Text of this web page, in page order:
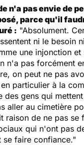
n'a pas envie de
parce qu'il
: "Absolument.
ni le besoin
une injonction et
n'a pas forcément
on peut ne pas
particulier à la
des gens qui
aller au cimetière
raison de ne pas se
qui n'ont pas
se faire confiance."